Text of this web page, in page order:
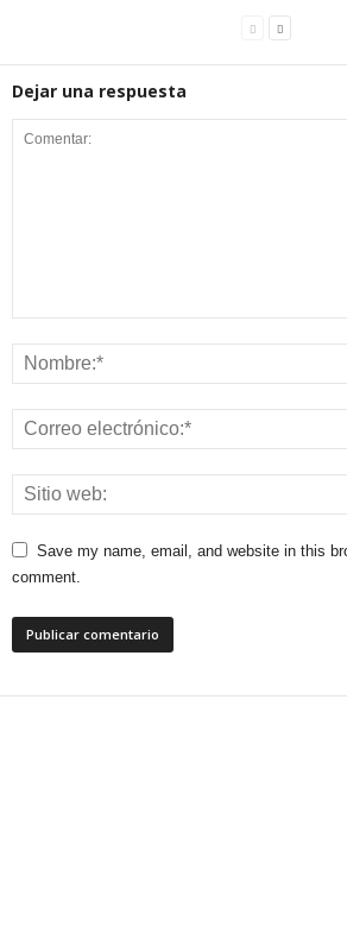
Dejar una respuesta
Save my name, email, and website in this
comment.